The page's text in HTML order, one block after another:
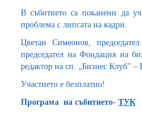
В събитието са поканени да
проблема с липсата на кадри.
Цветан Симеонов,
председател на Фондация на
редактор на сп. „Бизнес Клуб” –
Участието е безплатно!
Програма на събитието- ТУК